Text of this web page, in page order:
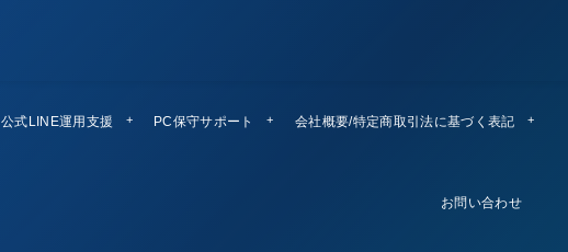
公式LINE運用支援 PC保守サポート
リモートメンテ 会社概要/特定商取引法に基づく表記
Company Profile
お問い合わせ
Contact